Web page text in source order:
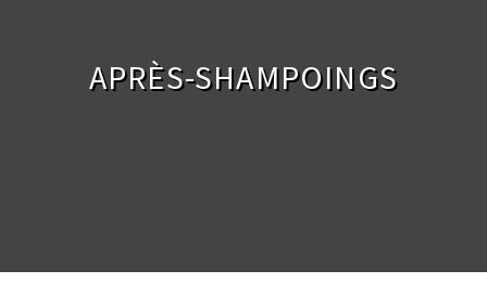
APRÈS-SHAMPOINGS